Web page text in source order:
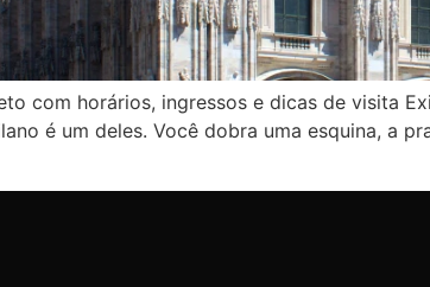
com horários, ingressos e dicas de visita
é um deles. Você dobra uma esquina, a